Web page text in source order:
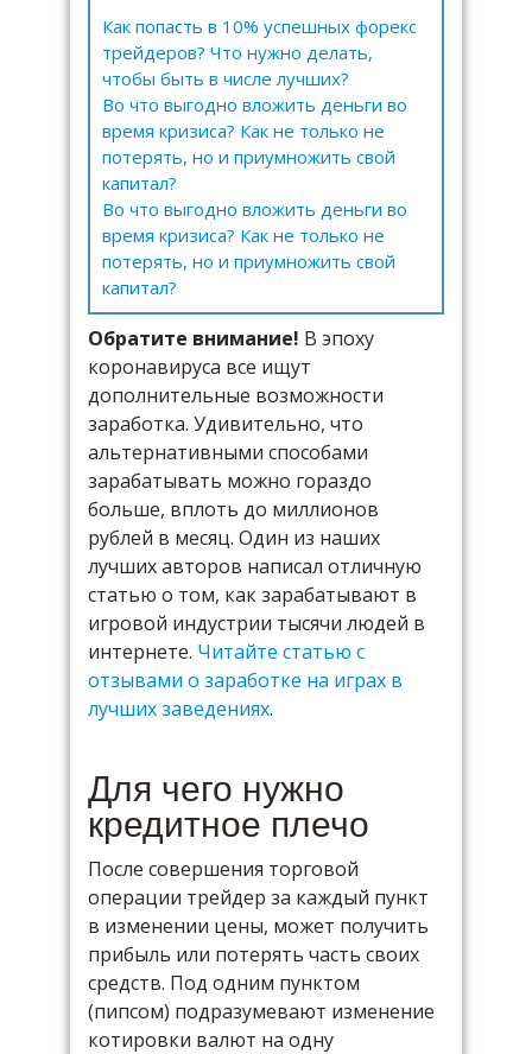
Как попасть в 10% успешных форекс
трейдеров? Что нужно делать,
чтобы быть в числе лучших?
Во что выгодно вложить деньги во
время кризиса? Как не только не
потерять, но и приумножить свой
капитал?
Во что выгодно вложить деньги во
время кризиса? Как не только не
потерять, но и приумножить свой
капитал?
Обратите внимание! В эпоху
коронавируса все ищут
дополнительные возможности
заработка. Удивительно, что
альтернативными способами
зарабатывать можно гораздо
больше, вплоть до миллионов
рублей в месяц. Один из наших
лучших авторов написал отличную
статью о том, как зарабатывают в
игровой индустрии тысячи людей в
интернете. Читайте статью с
отзывами о заработке на играх в
лучших заведениях.
Для чего нужно
кредитное плечо
После совершения торговой
операции трейдер за каждый пункт
в изменении цены, может получить
прибыль или потерять часть своих
средств. Под одним пунктом
(пипсом) подразумевают изменение
котировки валют на одну